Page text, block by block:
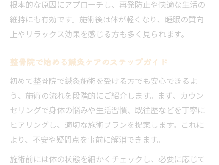
根本的な原因にアプローチし、再発防止や快適な生活の
維持にも有効です。施術後は体が軽くなり、睡眠の質向
上やリラックス効果を感じる方も多く見られます。
整骨院で始める鍼灸ケアのステップガイド
初めて整骨院で鍼灸施術を受ける方でも安心できるよ
う、施術の流れを段階的にご紹介します。まず、カウン
セリングで身体の悩みや生活習慣、既往歴などを丁寧に
ヒアリングし、適切な施術プランを提案します。これに
より、不安や疑問点を事前に解消できます。
施術前には体の状態を細かくチェックし、必要に応じて